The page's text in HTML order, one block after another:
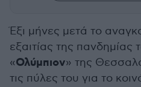
Έξι μήνες μετά το
εξαιτίας της πανδημίας
«Ολύμπιον» της
τις πύλες του για το